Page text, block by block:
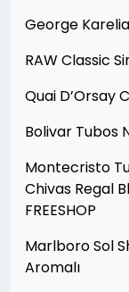
George
RAW Classic
Quai D’Orsay
Bolivar Tubos
Montecristo
Chivas Regal
FREESHOP
Marlboro Sol
Aromalı